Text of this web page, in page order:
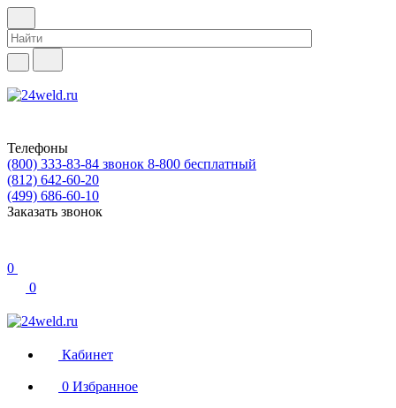
Телефоны
(800) 333-83-84 звонок 8-800 бесплатный
(812) 642-60-20
(499) 686-60-10
Заказать звонок
0
0
Кабинет
0 Избранное